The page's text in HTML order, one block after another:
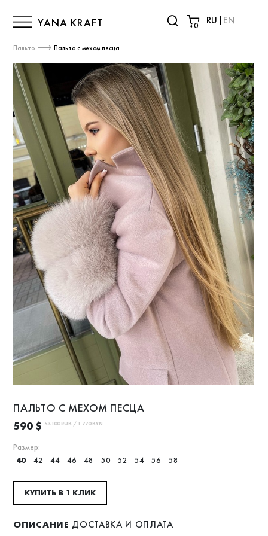
YANA KRAFT 0 RU EN
Пальто Пальто с мехом песца
ПАЛЬТО С МЕХОМ ПЕСЦА
590 $ 53 100 RUB / 1 770 BYN
Размер:
40
42 44 46 48 50 52 54 56 58
КУПИТЬ В 1 КЛИК
ОПИСАНИЕ ДОСТАВКА И ОПЛАТА